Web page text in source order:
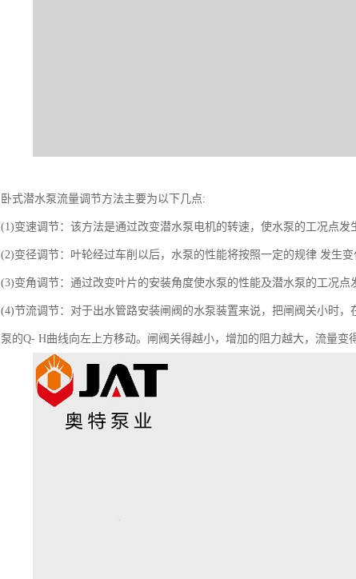
卧式潜水泵流量调节方法主要为以下几点:
(1)变速调节：该方法是通过改变潜水泵电机的转速，使水泵的工况点发
(2)变径调节：叶轮经过车削以后，水泵的性能将按照一定的规律 发生变
(3)变角调节：通过改变叶片的安装角度使水泵的性能及潜水泵的工况点
(4)节流调节：对于出水管路安装闸阀的水泵装置来说，把闸阀关小时
泵的Q- H曲线向左上方移动。闸阀关得越小，增加的阻力越大，流量变